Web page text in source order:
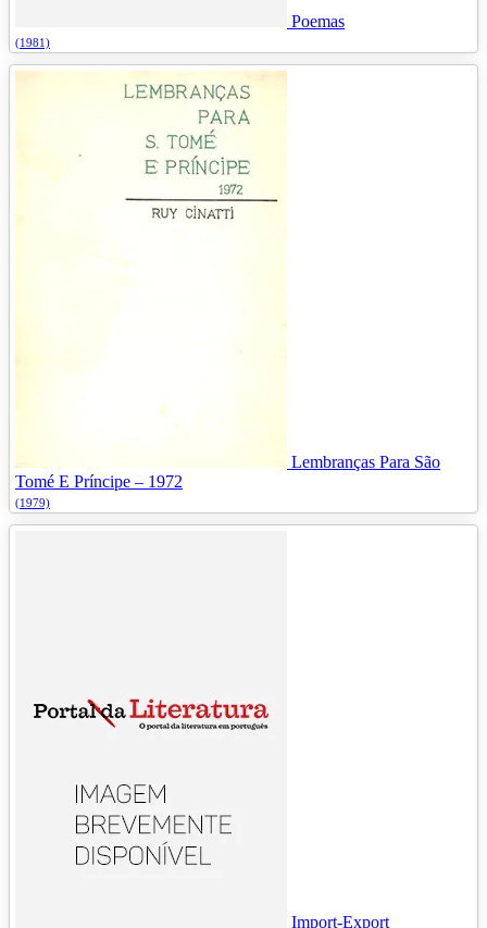
Poemas
(1981)
Lembranças Para São
Tomé E Príncipe – 1972
(1979)
Import-Export